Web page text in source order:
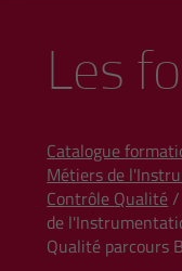
Les
Catalogue
Métiers de
Contrôle Qualité/
de
Qualité parcours